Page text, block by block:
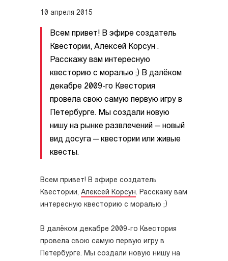
10 апреля 2015
Всем привет! В эфире создатель
Квестории, Алексей Корсун .
Расскажу вам интересную
квесторию с моралью ;) В далёком
декабре 2009-го Квестория
провела свою самую первую игру в
Петербурге. Мы создали новую
нишу на рынке развлечений — новый
вид досуга — квестории или живые
квесты.
Всем привет! В эфире создатель
Квестории, Алексей Корсун. Расскажу вам
интересную квесторию с моралью ;)
В далёком декабре 2009-го Квестория
провела свою самую первую игру в
Петербурге. Мы создали новую нишу на